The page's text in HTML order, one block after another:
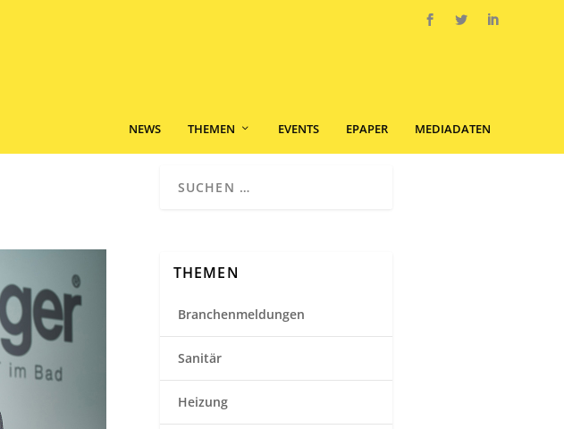
NEWS THEMEN EVENTS EPAPER MEDIADATEN
THEMEN
Branchenmeldungen
Sanitär
Heizung